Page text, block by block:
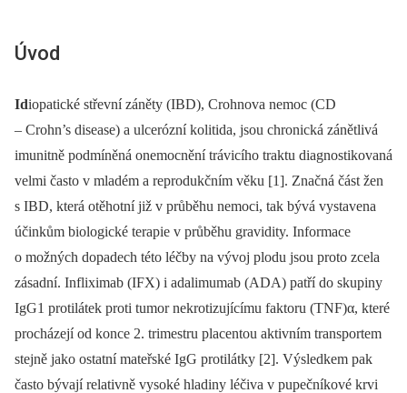
Úvod
Idiopatické střevní záněty (IBD), Croh­nova nemoc (CD
–⁠ Crohn’s disease) a ulcerózní kolitida, jsou chronická zánětlivá
imunitně podmíněná onemocnění trávicího traktu dia­gnostikovaná
velmi často v mladém a reprodukčním věku [1]. Značná část žen
s IBD, která otěhotní již v průběhu nemoci, tak bývá vystavena
účinkům bio­logické terapie v průběhu gravidity. Informace
o možných dopadech této léčby na vývoj plodu jsou proto zcela
zásadní. Infliximab (IFX) i adalimumab (ADA) patří do skupiny
IgG1 protilátek proti tumor nekrotizujícímu faktoru (TNF)α, které
procházejí od konce 2. trimestru placentou aktivním transportem
stejně jako ostatní mateřské IgG protilátky [2]. Výsledkem pak
často bývají relativně vysoké hladiny léčiva v pupečníkové krvi